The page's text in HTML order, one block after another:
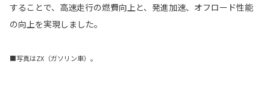
することで、高速走行の燃費向上と、発進加速、オフロード性能
の向上を実現しました。
■写真はZX（ガソリン車）。